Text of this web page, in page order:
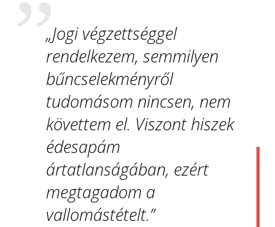
„Jogi végzettséggel
rendelkezem, semmilyen
bűncselekményről
tudomásom nincsen, nem
követtem el. Viszont hiszek
édesapám
ártatlanságában, ezért
megtagadom a
vallomástételt.”